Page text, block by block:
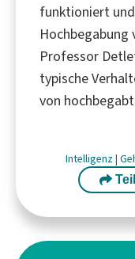
funktioniert
Hochbegabung
Professor
typische
von
Intelligenz|